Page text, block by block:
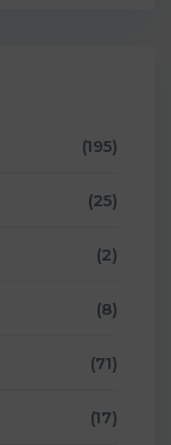
(195)
(25)
(2)
(8)
(71)
(17)